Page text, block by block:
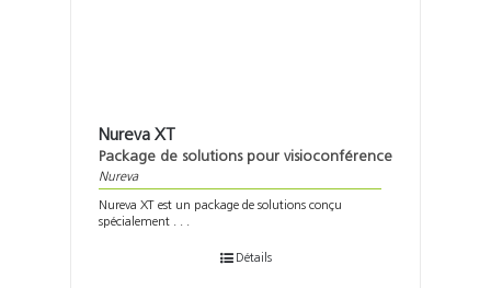
Nureva XT
Package de solutions pour visioconférence
Nureva
Nureva XT est un package de solutions conçu
spécialement . . .
Détails